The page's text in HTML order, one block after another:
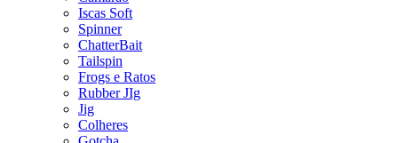
Iscas Soft
Spinner
ChatterBait
Tailspin
Frogs e Ratos
Rubber JIg
Jig
Colheres